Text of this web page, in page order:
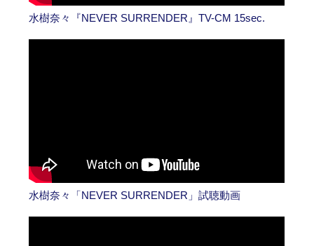
水樹奈々『NEVER SURRENDER』TV-CM 15sec.
水樹奈々「NEVER SURRENDER」試聴動画